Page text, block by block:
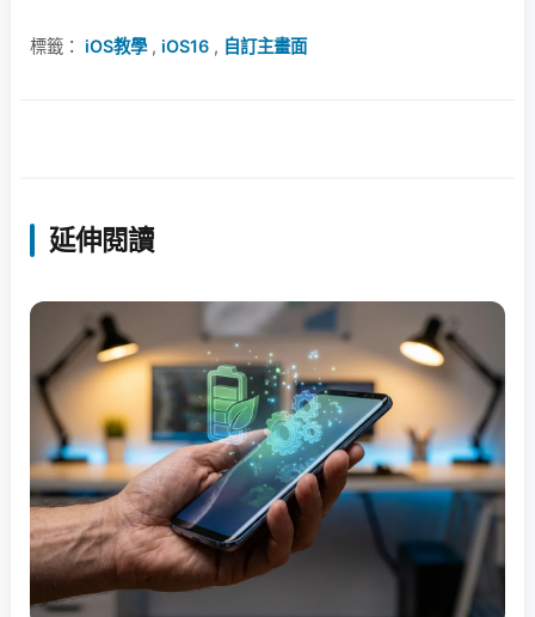
標籤： iOS教學, iOS16 , 自訂主畫面
延伸閱讀